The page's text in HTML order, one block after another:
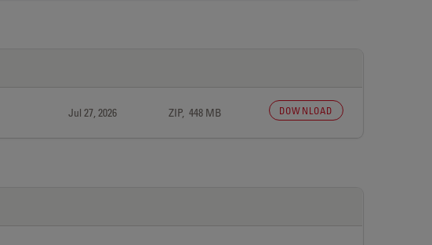
Jul 27, 2026 ZIP, 448 MB DOWNLOAD